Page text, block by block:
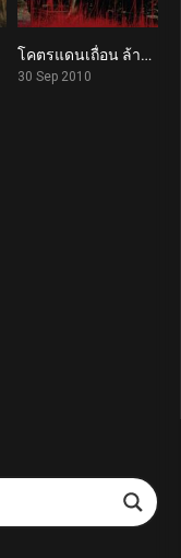
6.5
โคตรแดนเถื่อน ล้างพันธุ์ซอมบี้ Stake Land (2010)
30 Sep 2010